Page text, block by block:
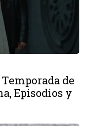
de
Episodios y